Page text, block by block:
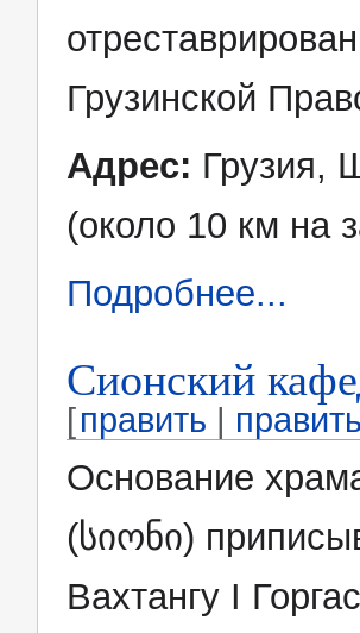
Грузинской
Адрес: Грузия,
(около 10 км на
Подробнее...
Сионский
[править |
Основание
(სიონი)
Вахтангу I